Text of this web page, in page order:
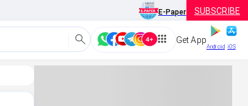
E-Paper SUBSCRIBE
Get App
Android iOS